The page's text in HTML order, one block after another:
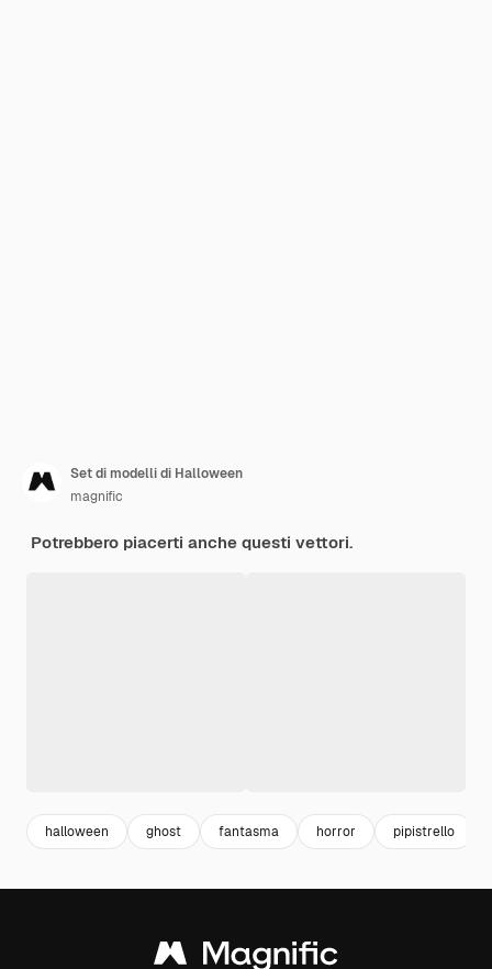
Set di modelli di Halloween
magnific
Potrebbero piacerti anche questi vettori.
halloween ghost fantasma horror pipistrello